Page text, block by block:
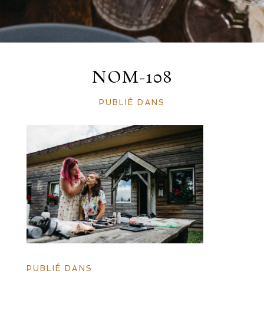
NOM-108
PUBLIÉ DANS
PUBLIÉ DANS